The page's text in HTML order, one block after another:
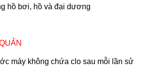
hồ bơi, hồ và đại dương
máy không chứa clo sau mỗi lần sử